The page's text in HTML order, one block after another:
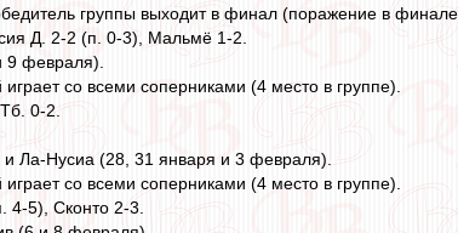
группы выходит в финал (поражение в
Д. 2-2 (п. 0-3), Мальмё 1-2.
февраля).
со всеми соперниками (4 место в группе).
0-2.
Ла-Нусиа (28, 31 января и 3 февраля).
со всеми соперниками (4 место в группе).
4-5), Сконто 2-3.